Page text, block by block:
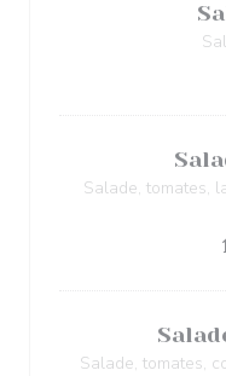
Salade, tomates,
Salade, tomates,